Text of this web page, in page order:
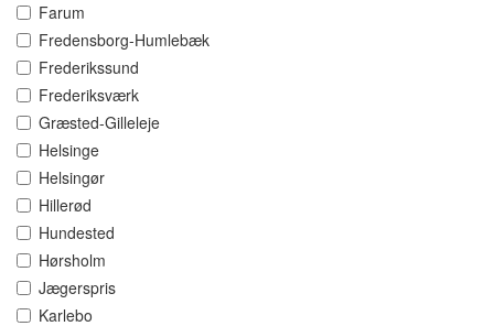
Farum
Fredensborg-Humlebæk
Frederikssund
Frederiksværk
Græsted-Gilleleje
Helsinge
Helsingør
Hillerød
Hundested
Hørsholm
Jægerspris
Karlebo